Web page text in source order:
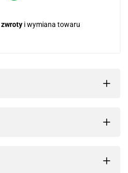
zwrotyi wymiana towaru